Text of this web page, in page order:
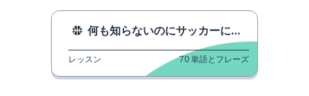
何も知らないのにサッカーについて話す
レッスン 70単語とフレーズ